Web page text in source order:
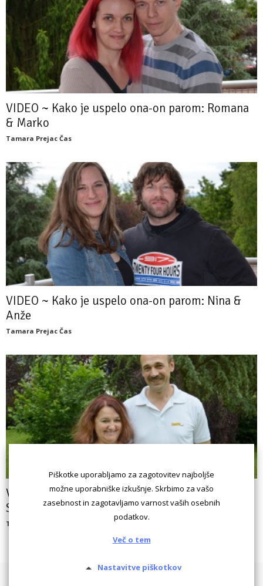
VIDEO ~ Kako je uspelo ona-on parom: Romana
& Marko
Tamara Prejac Čas
VIDEO ~ Kako je uspelo ona-on parom: Nina &
Anže
Tamara Prejac Čas
VIDEO ~ Kako je uspelo ona-on parom: Branka &
Srečko
Tamara Prejac Čas
Piškotke uporabljamo za zagotovitev najboljše
možne uporabniške izkušnje. Skrbimo za vašo
zasebnost in zagotavljamo varnost vaših osebnih
podatkov.
Več o tem
Nastavitve piškotkov